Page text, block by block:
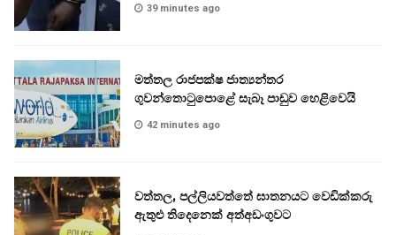
39 minutes ago
මත්තල රාජපක්ෂ ජාත්‍යන්තර
ගුවන්තොටුපොළේ සැබෑ පාඩුව හෙළිවෙයි
42 minutes ago
වත්තල, පල්ලියවත්තේ ඝාතනයට වෙඩික්කරු
ඇතුළු තිදෙනෙක් අත්අඩංගුවට